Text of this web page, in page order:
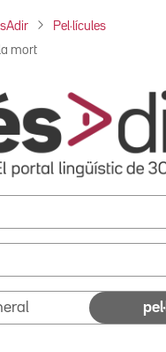
Pel·lícules
mort